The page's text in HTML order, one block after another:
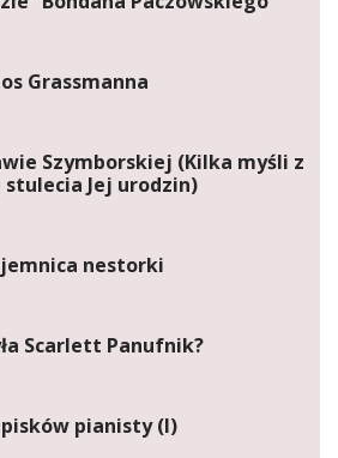
Grassmanna
Szymborskiej (Kilka myśli z
Jej urodzin)
nestorki
Scarlett Panufnik?
pianisty (I)